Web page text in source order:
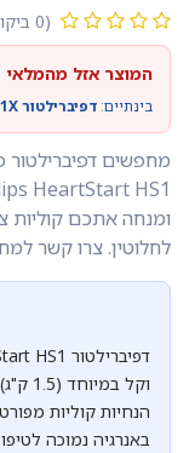
(0 ביקורת)
המוצר אזל מהמלאי
בינתיים: דפיברילטור PowerBeat ViVest 1X
מחפשים
לחלוטין. צרו קשר
וקל
הנחיות קוליות